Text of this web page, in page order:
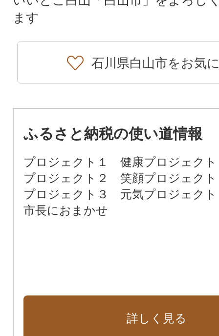
ます
石川県白山市をお気
ふるさと納税の使い道情報
プロジェクト１ 健康プロジェクト
プロジェクト２ 笑顔プロジェクト
プロジェクト３ 元気プロジェクト
市長におまかせ
詳しく見る